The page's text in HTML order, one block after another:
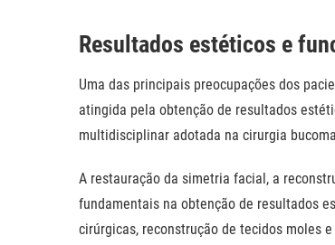
Resultados estéticos e
Uma das principais preocupações dos
atingida pela obtenção de resultados
multidisciplinar adotada na cirurgia
A restauração da simetria facial, a
fundamentais na obtenção de resultados
cirúrgicas, reconstrução de tecidos moles